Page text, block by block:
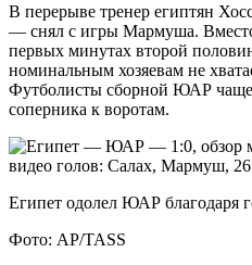
В перерыве тренер египтян
— снял с игры Мармуша.
первых минутах второй
номинальным хозяевам не
Футболисты сборной ЮАР
соперника к воротам.
Египет одолел ЮАР благодаря
Фото: AP/TASS